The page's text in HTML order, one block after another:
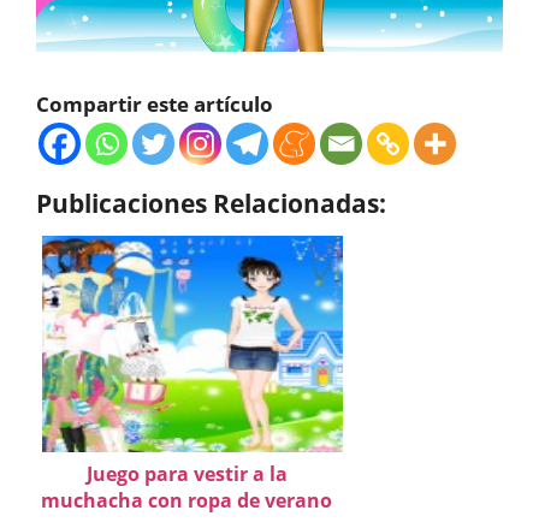
Compartir este artículo
Publicaciones Relacionadas:
Juego para vestir a la
muchacha con ropa de verano